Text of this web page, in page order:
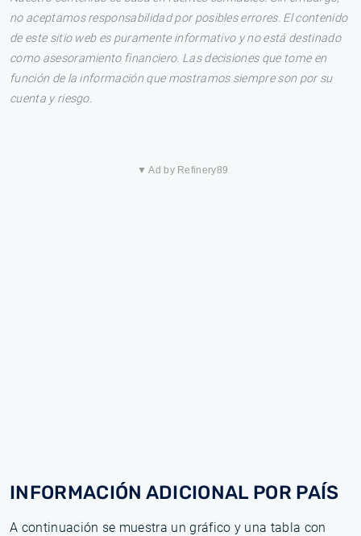
no aceptamos responsabilidad por posibles errores. El contenido
de este sitio web es puramente informativo y no está destinado
como asesoramiento financiero. Las decisiones que tome en
función de la información que mostramos siempre son por su
cuenta y riesgo.
▼ Ad by Refinery89
INFORMACIÓN ADICIONAL POR PAÍS
A continuación se muestra un gráfico y una tabla con